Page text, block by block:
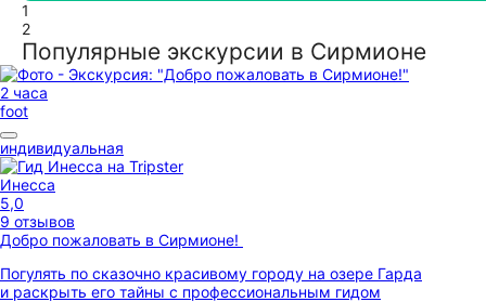
1
2
Популярные экскурсии в Сирмионе
2 часа
foot
индивидуальная
Инесса
5,0
9 отзывов
Добро пожаловать в Сирмионе!
Погулять по сказочно красивому городу на озере Гарда
и раскрыть его тайны с профессиональным гидом